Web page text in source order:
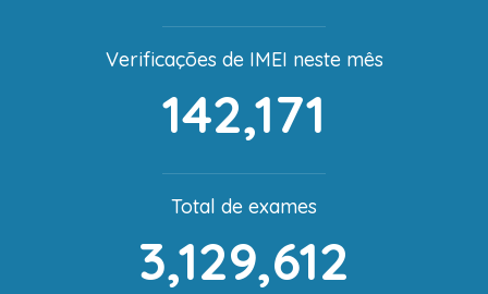
Verificações de IMEI neste mês
142,171
Total de exames
3,129,612